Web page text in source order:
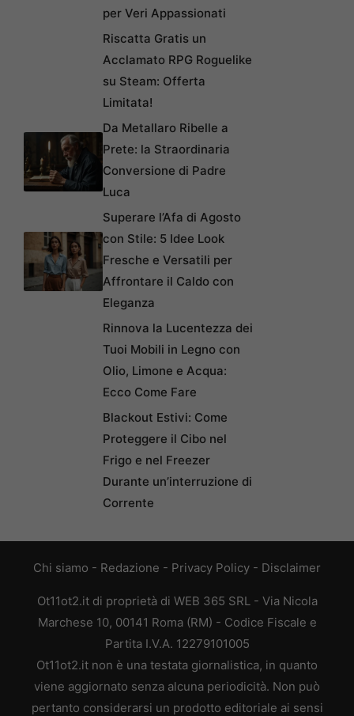
per Veri Appassionati
Riscatta Gratis un
Acclamato RPG Roguelike
su Steam: Offerta
Limitata!
Da Metallaro Ribelle a
Prete: la Straordinaria
Conversione di Padre
Luca
Superare l’Afa di Agosto
con Stile: 5 Idee Look
Fresche e Versatili per
Affrontare il Caldo con
Eleganza
Rinnova la Lucentezza dei
Tuoi Mobili in Legno con
Olio, Limone e Acqua:
Ecco Come Fare
Blackout Estivi: Come
Proteggere il Cibo nel
Frigo e nel Freezer
Durante un’interruzione di
Corrente
Chi siamo - Redazione - Privacy Policy - Disclaimer
Ot11ot2.it di proprietà di WEB 365 SRL - Via Nicola
Marchese 10, 00141 Roma (RM) - Codice Fiscale e
Partita I.V.A. 12279101005
Ot11ot2.it non è una testata giornalistica, in quanto
viene aggiornato senza alcuna periodicità. Non può
pertanto considerarsi un prodotto editoriale ai sensi